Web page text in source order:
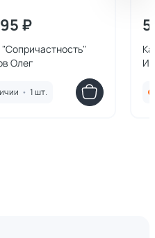
₽
"Сопричастность"
Олег
• 1 шт.